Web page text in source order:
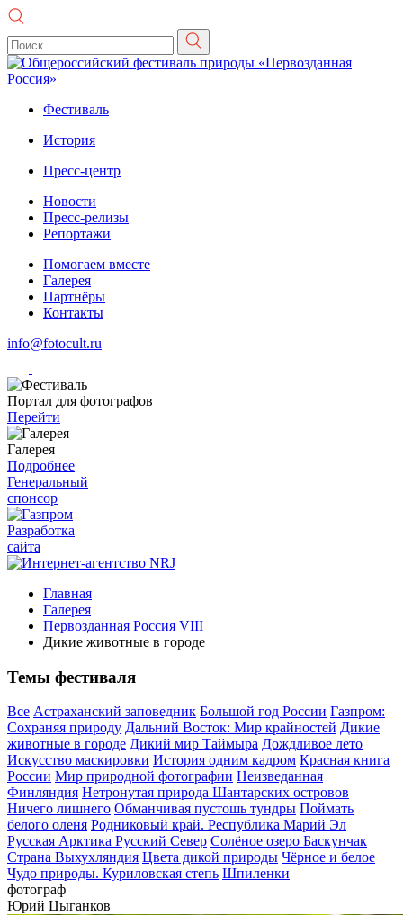
Фестиваль
История
Пресс-центр
Новости
Пресс-релизы
Репортажи
Помогаем вместе
Галерея
Партнёры
Контакты
info@fotocult.ru
Портал для фотографов
Перейти
Галерея
Подробнее
Генеральный
спонсор
Разработка
сайта
Главная
Галерея
Первозданная Россия VIII
Дикие животные в городе
Темы фестиваля
Все Астраханский заповедник Большой год России Газпром:
Сохраняя природу Дальний Восток: Мир крайностей Дикие
животные в городе Дикий мир Таймыра Дождливое лето
Искусство маскировки История одним кадром Красная книга
России Мир природной фотографии Неизведанная
Финляндия Нетронутая природа Шантарских островов
Ничего лишнего Обманчивая пустошь тундры Поймать
белого оленя Родниковый край. Республика Марий Эл
Русская Арктика Русский Север Солёное озеро Баскунчак
Страна Выхухляндия Цвета дикой природы Чёрное и белое
Чудо природы. Куриловская степь Шпиленки
фотограф
Юрий Цыганков